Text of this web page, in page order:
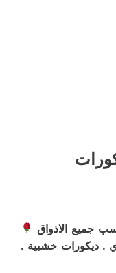
جميع الاذواق
. ديكورات خشبية .